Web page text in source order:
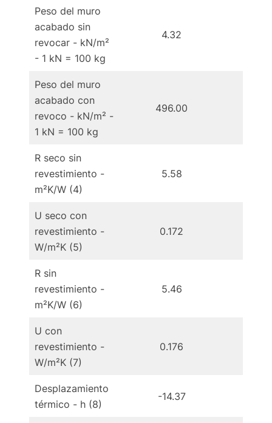
Peso del muro
acabado sin
revocar - kN/m²
- 1 kN = 100 kg
4.32
Peso del muro
acabado con
revoco - kN/m² -
1 kN = 100 kg
496.00
R seco sin
revestimiento -
m²K/W (4)
5.58
U seco con
revestimiento -
W/m²K (5)
0.172
R sin
revestimiento -
m²K/W (6)
5.46
U con
revestimiento -
W/m²K (7)
0.176
Desplazamiento
térmico - h (8)
-14.37